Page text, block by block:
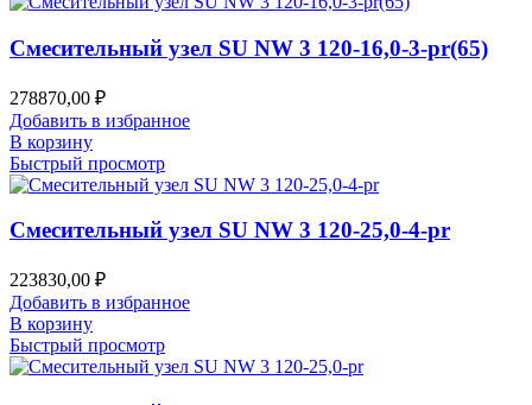
Смесительный узел SU NW 3 120-16,0-3-pr(65)
278870,00 ₽
Добавить в избранное
В корзину
Быстрый просмотр
Смесительный узел SU NW 3 120-25,0-4-pr
223830,00 ₽
Добавить в избранное
В корзину
Быстрый просмотр